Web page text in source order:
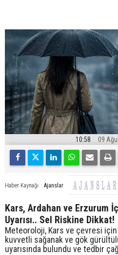
10:58 09
Haber Kaynağı Ajanslar
Kars, Ardahan ve Erzurum
Uyarısı.. Sel Riskine Dikkat!
Meteoroloji, Kars ve çevresi
kuvvetli sağanak ve gök
uyarısında bulundu ve tedbir